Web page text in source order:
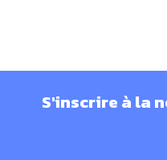
Des explications
cellulaire, bases de
Une mine
S'inscrire à la